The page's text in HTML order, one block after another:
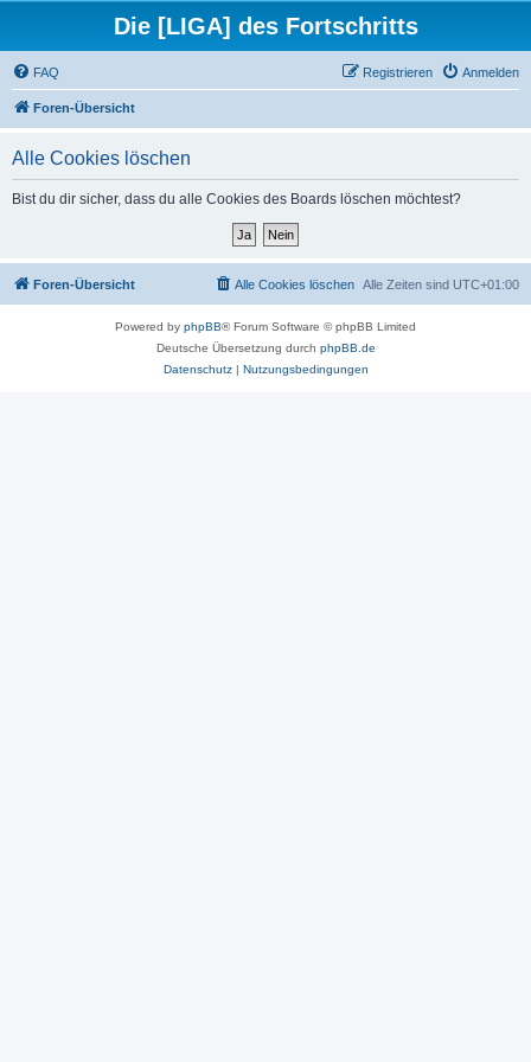
Die [LIGA] des Fortschritts
FAQ Anmelden
Registrieren
Foren-Übersicht
Alle Cookies löschen
Bist du dir sicher, dass du alle Cookies des Boards löschen möchtest?
Foren-Übersicht Alle Zeiten sind UTC+01:00
Alle Cookies löschen
Powered by phpBB® Forum Software © phpBB Limited
Deutsche Übersetzung durch phpBB.de
Datenschutz| Nutzungsbedingungen